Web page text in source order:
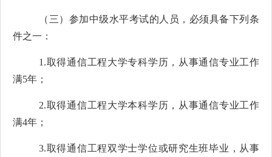
（三）参加中级水平考试的人员，必须具备下列条
件之一：
1.取得通信工程大学专科学历，从事通信专业工作
满5年；
2.取得通信工程大学本科学历，从事通信专业工作
满4年；
3.取得通信工程双学士学位或研究生班毕业，从事